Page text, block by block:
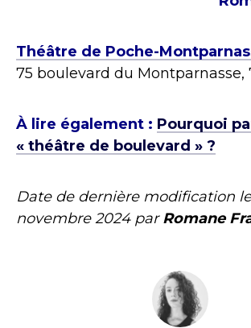
Théâtre de Poche-
75 boulevard du Montparnasse,
À lire également : Pourquoi
« théâtre de boulevard » ?
Date de dernière modification
novembre 2024 parRomane